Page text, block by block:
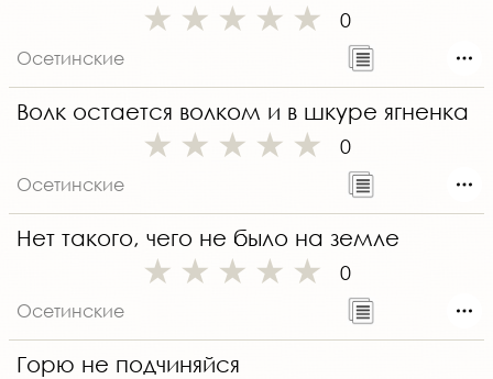
0
Осетинские
Волк остается волком и в шкуре ягненка
0
Осетинские
Нет такого, чего не было на земле
0
Осетинские
Горю не подчиняйся